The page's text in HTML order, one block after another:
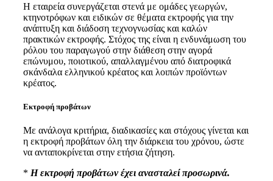
Η εταιρεία συνεργάζεται στενά με ομάδες γεωργών,
κτηνοτρόφων και ειδικών σε θέματα εκτροφής για την
ανάπτυξη και διάδοση τεχνογνωσίας και καλών
πρακτικών εκτροφής. Στόχος της είναι η ενδυνάμωση του
ρόλου του παραγωγού στην διάθεση στην αγορά
επώνυμου, ποιοτικού, απαλλαγμένου από διατροφικά
σκάνδαλα ελληνικού κρέατος και λοιπών προϊόντων
κρέατος.
Εκτροφή προβάτων
Με ανάλογα κριτήρια, διαδικασίες και στόχους γίνεται και
η εκτροφή προβάτων όλη την διάρκεια του χρόνου, ώστε
να ανταποκρίνεται στην ετήσια ζήτηση.
* Η εκτροφή προβάτων έχει ανασταλεί προσωρινά.